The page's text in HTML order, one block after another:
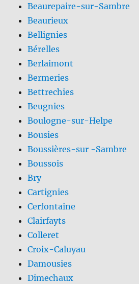
Beaurepaire-sur-Sambre
Beaurieux
Bellignies
Bérelles
Berlaimont
Bermeries
Bettrechies
Beugnies
Boulogne-sur-Helpe
Bousies
Boussières-sur -Sambre
Boussois
Bry
Cartignies
Cerfontaine
Clairfayts
Colleret
Croix-Caluyau
Damousies
Dimechaux